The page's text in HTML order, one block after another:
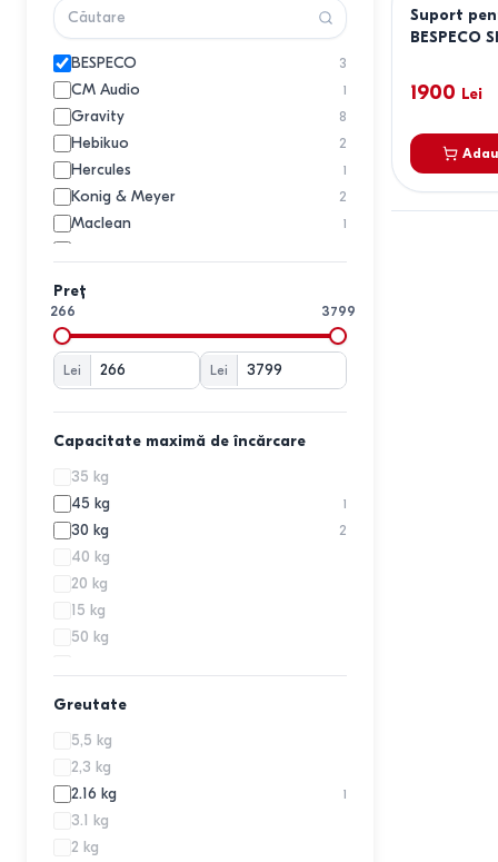
BESPECO 3
CM Audio 1
Gravity 8
Hebikuo 2
Hercules 1
Konig & Meyer 2
Maclean 1
Proel 2
Pronomic 2
Quiklok 1
Soundstil 6
Preț
266 3799
Lei Lei
Capacitate maximă de încărcare
35 kg
45 kg
1
30 kg 2
40 kg
20 kg
15 kg
50 kg
Greutate
5,5 kg
2,3 kg
2.16 kg
1
3.1 kg
2 kg
Suport
BESPECO
1900 Lei